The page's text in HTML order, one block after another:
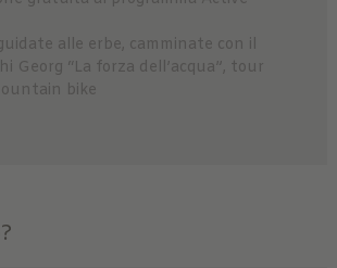
alle erbe, camminate con il
Georg “La forza dell’acqua”, tour
bike